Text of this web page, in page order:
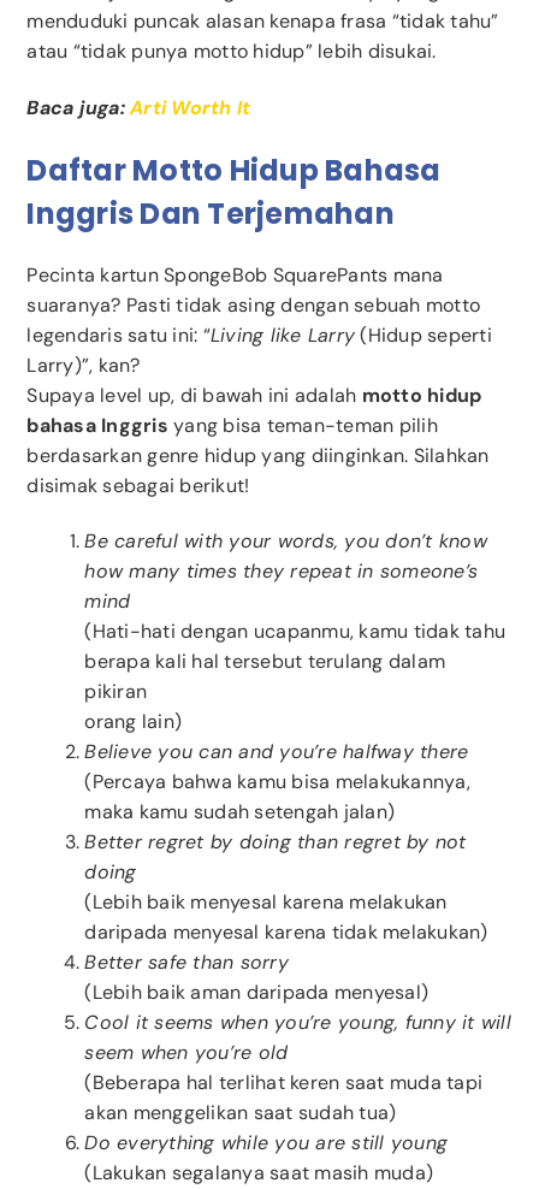
menduduki puncak alasan kenapa frasa “tidak tahu”
atau “tidak punya motto hidup” lebih disukai.
Baca juga:Arti Worth It
Daftar Motto Hidup Bahasa
Inggris Dan Terjemahan
Pecinta kartun SpongeBob SquarePants mana
suaranya? Pasti tidak asing dengan sebuah motto
legendaris satu ini: “Living like Larry(Hidup seperti
Larry)”, kan?
Supaya level up, di bawah ini adalah motto hidup
bahasa Inggris yang bisa teman-teman pilih
berdasarkan genre hidup yang diinginkan. Silahkan
disimak sebagai berikut!
Be careful with your words, you don’t know
how many times they repeat in someone’s
mind
(Hati-hati dengan ucapanmu, kamu tidak tahu
berapa kali hal tersebut terulang dalam
pikiran
orang lain)
Believe you can and you’re halfway there
(Percaya bahwa kamu bisa melakukannya,
maka kamu sudah setengah jalan)
Better regret by doing than regret by not
doing
(Lebih baik menyesal karena melakukan
daripada menyesal karena tidak melakukan)
Better safe than sorry
(Lebih baik aman daripada menyesal)
Cool it seems when you’re young, funny it will
seem when you’re old
(Beberapa hal terlihat keren saat muda tapi
akan menggelikan saat sudah tua)
Do everything while you are still young
(Lakukan segalanya saat masih muda)